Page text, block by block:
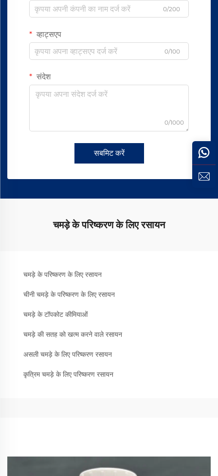
0/200
व्हाट्सएप
0/100
संदेश
0/1000
सबमिट करें
चमड़े के परिष्करण के लिए रसायन
चमड़े के परिष्करण के लिए रसायन
चीनी चमड़े के परिष्करण के लिए रसायन
चमड़े के टॉपकोट कीमियाओं
चमड़े की सतह को खत्म करने वाले रसायन
असली चमड़े के लिए परिष्करण रसायन
कृत्रिम चमड़े के लिए परिष्करण रसायन